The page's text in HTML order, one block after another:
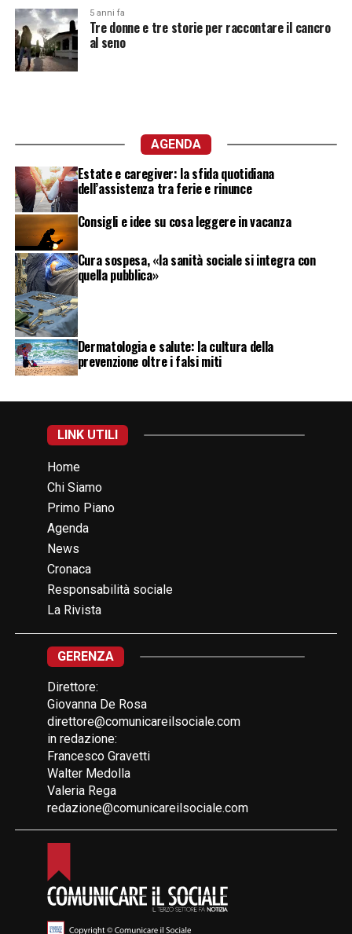
5 anni fa
Tre donne e tre storie per raccontare il cancro
al seno
AGENDA
Estate e caregiver: la sfida quotidiana
dell’assistenza tra ferie e rinunce
Consigli e idee su cosa leggere in vacanza
Cura sospesa, «la sanità sociale si integra con
quella pubblica»
Dermatologia e salute: la cultura della
prevenzione oltre i falsi miti
LINK UTILI
Home
Chi Siamo
Primo Piano
Agenda
News
Cronaca
Responsabilità sociale
La Rivista
GERENZA
Direttore:
Giovanna De Rosa
direttore@comunicareilsociale.com
in redazione:
Francesco Gravetti
Walter Medolla
Valeria Rega
redazione@comunicareilsociale.com